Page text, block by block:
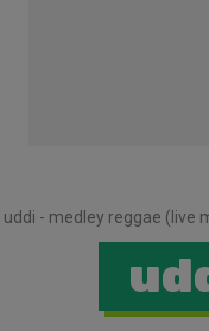
uddi - medley reggae (live